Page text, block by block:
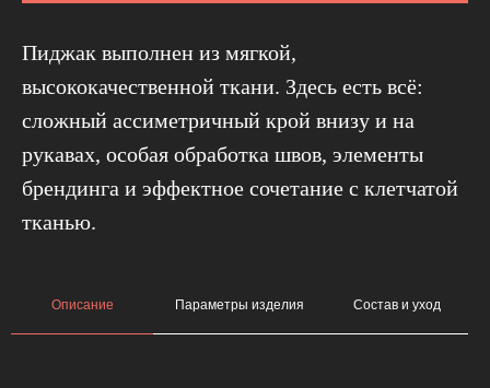
Пиджак выполнен из мягкой,
высококачественной ткани. Здесь есть всё:
сложный ассиметричный крой внизу и на
рукавах, особая обработка швов, элементы
брендинга и эффектное сочетание с клетчатой
тканью.
Описание Параметры изделия Состав и уход